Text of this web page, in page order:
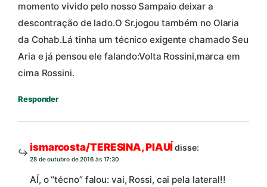
momento vivido pelo nosso Sampaio deixar a
descontração de lado.O Sr.jogou também no Olaria
da Cohab.Lá tinha um técnico exigente chamado Seu
Aria e já pensou ele falando:Volta Rossini,marca em
cima Rossini.
Responder
ismarcosta/TERESINA, PIAUÍdisse:
28 de outubro de 2016 às 17:30
AÍ, o “técno” falou: vai, Rossi, cai pela lateral!!